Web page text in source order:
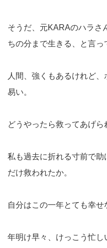
そうだ、元KARAのハラさ
ちの分まで生きる、と言っ
人間、強くもあるけれど
易い。
どうやったら救ってあげら
私も過去に折れる寸前で
だけ救われたか。
自分はこの一年とても幸せ
年明け早々、けっこう忙